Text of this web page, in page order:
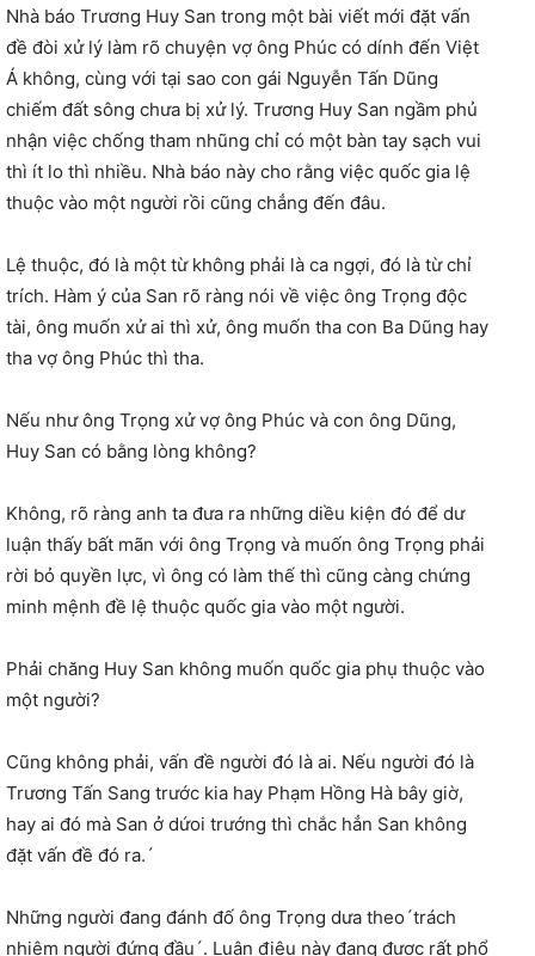
Nhà báo Trương Huy San trong một bài viết mới đặt vấn
đề đòi xử lý làm rõ chuyện vợ ông Phúc có dính đến Việt
Á không, cùng với tại sao con gái Nguyễn Tấn Dũng
chiếm đất sông chưa bị xử lý. Trương Huy San ngầm phủ
nhận việc chống tham nhũng chỉ có một bàn tay sạch vui
thì ít lo thì nhiều. Nhà báo này cho rằng việc quốc gia lệ
thuộc vào một người rồi cũng chẳng đến đâu.
Lệ thuộc, đó là một từ không phải là ca ngợi, đó là từ chỉ
trích. Hàm ý của San rõ ràng nói về việc ông Trọng độc
tài, ông muốn xử ai thì xử, ông muốn tha con Ba Dũng hay
tha vợ ông Phúc thì tha.
Nếu như ông Trọng xử vợ ông Phúc và con ông Dũng,
Huy San có bằng lòng không?
Không, rõ ràng anh ta đưa ra những diều kiện đó để dư
luận thấy bất mãn với ông Trọng và muốn ông Trọng phải
rời bỏ quyền lực, vì ông có làm thế thì cũng càng chứng
minh mệnh đề lệ thuộc quốc gia vào một người.
Phải chăng Huy San không muốn quốc gia phụ thuộc vào
một người?
Cũng không phải, vấn đề người đó là ai. Nếu người đó là
Trương Tấn Sang trước kia hay Phạm Hồng Hà bây giờ,
hay ai đó mà San ở dứoi trướng thì chắc hẳn San không
đặt vấn đề đó ra.´
Những người đang đánh đố ông Trọng dưa theo´trách
nhiệm người đứng đầu´. Luận điệu này đang được rất phổ